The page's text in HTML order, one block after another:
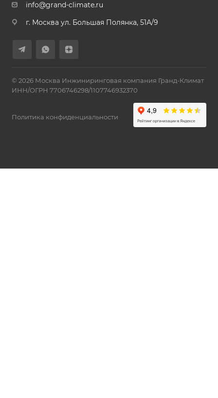
info@grand-climate.ru
г. Москва ул. Большая Полянка, 51А/9
© 2026 Москва Инжиниринговая компания Гранд-Климат
ИНН/ОГРН 7706746298/1107746932370
Политика конфиденциальности